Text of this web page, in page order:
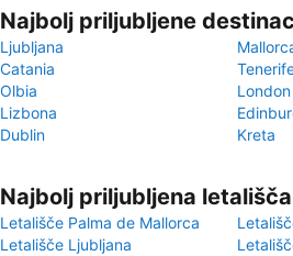
Najbolj priljubljene
Ljubljana
Catania
Olbia
London
Lizbona
Dublin
Kreta
Najbolj priljubljena
Letališče Palma de Mallorca
Letališče Ljubljana